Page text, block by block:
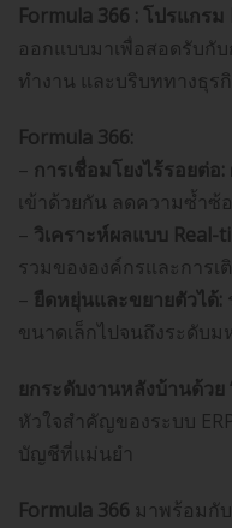
Formula 366 : โปรแกรม
ออกแบบมาเพื่อสอดรับกั
ทำงาน และบริบททางธุร
Formula 366:
– การเชื่อมโยงไร้รอยต่อ:
เข้าด้วยกัน ลดความซ้ำซ้
– วิเคราะห์ผลแบบ Real-
รวมขององค์กรและการเ
– ยืดหยุ่นและขยายตัวได้:
ขนาดเล็กไปจนถึงระดับม
ยกระดับงานหลังบ้านด้ว
หัวใจสำคัญของระบบ
บัญชีที่แม่นยำ
Formula 366 มาพร้อมกับ